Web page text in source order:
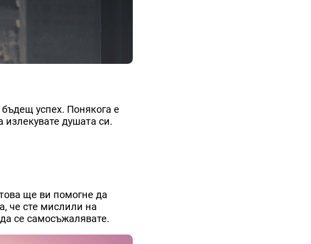
успех. Понякога е
душата си.
ще ви помогне да
че сте мислили на
се самосъжалявате.